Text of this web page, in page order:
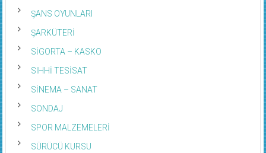
ŞANS OYUNLARI
ŞARKÜTERİ
SİGORTA – KASKO
SIHHİ TESİSAT
SİNEMA – SANAT
SONDAJ
SPOR MALZEMELERİ
SÜRÜCÜ KURSU